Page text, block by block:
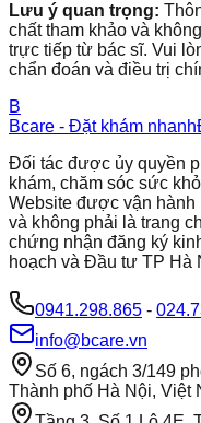
Lưu ý quan trọng:
chất tham khảo và
trực tiếp từ bác sĩ. Vui
chẩn đoán và điều trị
B
Bcare - Đặt khám nhanh
Đối tác được ủy quyền
khám, chăm sóc sức
Website được vận
và không phải là trang
chứng nhận đăng ký
hoạch và Đầu tư TP Hà
0941.298.865 -
info@bcare.vn
Số 6, ngách 3/149
Thành phố Hà Nội, Việt